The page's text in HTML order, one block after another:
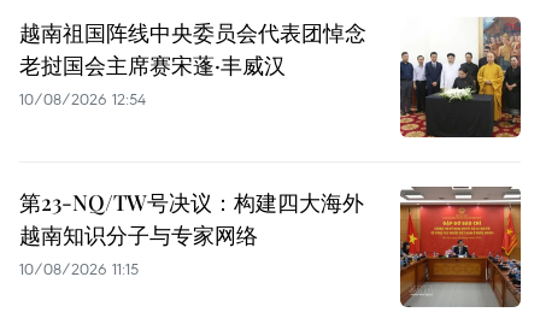
越南祖国阵线中央委员会代表团悼念
老挝国会主席赛宋蓬·丰威汉
10/08/2026 12:54
第23-NQ/TW号决议：构建四大海外
越南知识分子与专家网络
10/08/2026 11:15